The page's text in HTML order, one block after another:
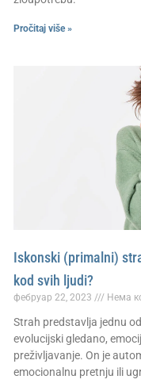
Pročitaj više »
Iskonski (primalni)
kod svih ljudi?
фебруар 22, 2023 Нема
Strah predstavlja jednu
evolucijski gledano,
preživljavanje. On je
emocionalnu pretnju ili